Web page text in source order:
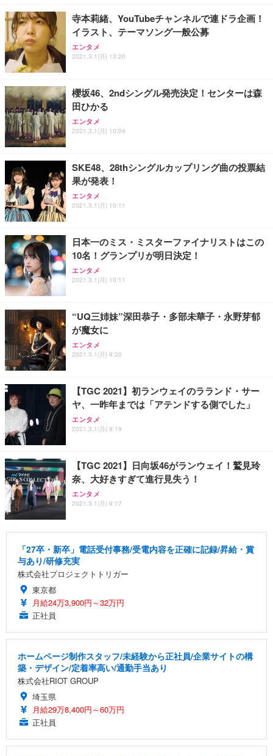
寺本莉緒、YouTubeチャンネルで連ドラ企画！
イラスト、テーマソング一般公募
エンタメ
2021.3.1(月) 13:20
櫻坂46、2ndシングル発売決定！センターは森
田ひかる
エンタメ
2021.3.1(月) 10:04
SKE48、28thシングルカップリング曲の投票結
果が発表！
エンタメ
2021.3.1(月) 10:11
日本一のミス・ミスターファイナリストはこの
10名！グランプリが明日決定！
エンタメ
2021.3.1(月) 10:11
“UQ三姉妹”深田恭子・多部未華子・永野芽郁
が魔女に
エンタメ
2021.3.1(月) 9:20
【TGC 2021】初ランウェイのラランド・サー
ヤ、一昨年までは「アテンドする側でした」
エンタメ
2021.3.1(月) 9:19
【TGC 2021】日向坂46がランウェイ！鷲見玲
奈、大好きすぎて進行見失う！
エンタメ
2021.3.1(月) 9:17
「27卒・新卒」電話受付事務/受電内容を正確に記録/昇給・賞
与あり/研修充実
株式会社プロジェクトトリガー
東京都
月給24万3,900円～32万円
正社員
ホームページ制作スタッフ/未経験から正社員/企業サイトの構
築・デザイン/定着率高い/通勤手当あり
株式会社RIOT GROUP
埼玉県
月給29万8,400円～60万円
正社員